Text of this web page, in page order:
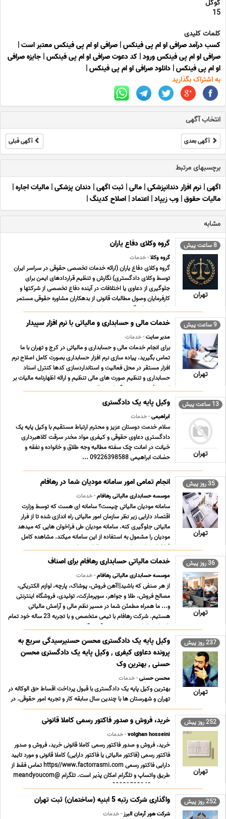
گوگل
15
کلمات کلیدی
کسب درآمد صرافی او ام پی فینکس| صرافی او ام پی فینکس معتبر است|
صرافی او ام پی فینکس ورود| کد دعوت صرافی او ام پی فینکس| جایزه صرافی
او ام پی فینکس| دانلود صرافی او ام پی فینکس|
به اشتراک بگذارید
انتخاب آگهی
آگهی بعدی آگهی قبلی
برچسبهای مرتبط
اگهی| نرم افزار دندانپزشکی| مالی| ثبت اگهی| دندان پزشکی| مالیات اجاره|
مالیات حقوق| وب زیپاد| اعتماد| اصلاح کدینگ|
مشابه
8 ساعت پیش
تهران
گروه وکلای دفاع یاران
گروه وکلا- خدمات
گروه وکلای دفاع یاران (ارائه خدمات تخصصی حقوقی در سراسر ایران
توسط وکلای دادگستری) نگارش و تنظیم قراردادهای ایمن برای
جلوگیری از دعاوی یا اختلافات در آینده دفاع تخصصی از شرکتها و
کارفرمایان وصول مطالبات قانونی از بدهکاران مشاوره حقوقی مستمر
برای شرکتها پیگیری پرونده های ماده صد ش ... ...
9 ساعت پیش
تهران
خدمات مالی و حسابداری و مالیاتی با نرم افزار سپیدار
مدیر سایت- خدمات
برای انجام خدمات مالی و حسابداری و مالیاتی در کرج و تهران با ما
تماس بگیرید. پیاده سازی نرم افزار حسابداری بصورت کامل اصلاح نرم
افزار مستقر در محل فعالیت و استانداردسازی کدها کنترل اسناد
حسابداری و تنظیم صورت های مالی تنظیم و ارائه اظهارنامه مالیات بر
ارزش افزوده بصورت 3 ماهه تنظ ... ...
13 ساعت پیش
تهران
وکیل پایه یک دادگستری
ابراهیمی- خدمات
سلام خدمت دوستان عزیز و محترم ارتباط مستقیم با وکیل پایه یک
دادگستری دعاوی حقوقی و کیفری مواد مخدر سرقت کلاهبرداری
خیانت در امانت چک سفته مطالبه وجه طلاق و خانواده و نفقه و
حضانت ابراهیمی 09226398588 ...
35 روز پیش
تهران
انجام تمامی امور سامانه مودیان شما در رهافام
موسسه حسابداری مالیاتی رهافام- خدمات
سامانه مودیان مالیاتی چیست؟ سامانه ای هست که توسط وزارت
اقتصاد دارایی زیر نظر سازمان امور مالیاتی راه اندازی شده تا از فرار
مالیاتی جلوگیری کنه. سامانه مودیان طی فراخوان هایی که میدهد
مودیان را مشمول به استفاده از این سامانه میکند. مشاهده کامل
فراخوان ها در سایت موسسه مالیاتی رها ... ...
36 روز پیش
تهران
خدمات مالیاتی حسابداری رهافام برای اصناف
موسسه حسابداری مالیاتی رهافام- خدمات
از هر صنفی که باشید|!آهن فروش، پوشاک، پارچه، لوازم الکتریکی،
مصالح فروش، طلا و جواهر، سوپرمارکت، تولیدی، فروشگاه اینترنتی
و... ما همراه مطمئن شما در مسیر نظم مالی و آرامش مالیاتی
هستیم. شرکت رهافام با تیمی متخصص و با تجربه 23 ساله خود تمام
خدمات مالیاتی زیر را صورت دقیق، قانونی و ... ...
237 روز پیش
تهران
وکیل پایه یک دادگستری محسن حسنیرسیدگی سریع به
پرونده دعاوی کیفری , وکیل پایه یک دادگستری محسن
حسنی , بهترین وک
محسن حسنی- خدمات
بهترین وکیل پایه یک دادگستری با قبول پرداخت اقساط حق الوکاله در
تهران و شهرستان ها با چندین سال سابقه کار و تجربه امور حقوقی. در
صورتی که به دنبال وکیل خوب جهت دادگاه هستید ما می توانیم همه
خدمات حقوقی شما را از صفر تا صد پرونده ها را پیگیری کنیم وکیل
آقای محسن حسنی. بدون نگرانی ... ...
252 روز پیش
تهران
خرید، فروش و صدور فاکتور رسمی کاملا قانونی
volghan hosseini- خدمات
خرید، فروش و صدور فاکتور رسمی کاملا قانونی خرید، فروش و صدور
فاکتور رسمی (فاکتور مالیاتی یا فاکتور دارایی) کاملا قانونی و مورد تایید
دارایی فاکتور رسمی https//www.factorrasmi.com تماس فقط از
طریق واتساپ و تلگرام امکان پذیر است. تلگرام @meandyoucom
واتساپ 09931532142 ...
252 روز پیش واگذاری شرکت رتبه 5 ابنیه (ساختمان) ثبت تهران
شرکت هور آرمان البرز- خدمات